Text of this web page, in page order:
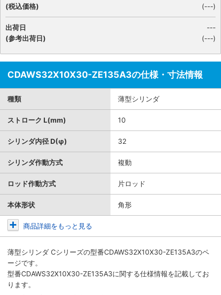
(税込価格)
(---)
出荷日
(参考出荷日)
---
(---)
CDAWS32X10X30-ZE135A3の仕様・寸法情報
種類 薄型シリンダ
ストローク L(mm) 10
シリンダ内径 D(φ) 32
シリンダ作動方式 複動
ロッド作動方式 片ロッド
本体形状 角形
商品詳細をもっと見る
薄型シリンダ Cシリーズの型番CDAWS32X10X30-ZE135A3のペ
ージです。
型番CDAWS32X10X30-ZE135A3に関する仕様情報を記載してお
ります。